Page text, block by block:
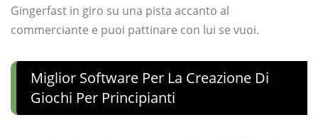
Gingerfast in giro su una pista accanto al
commerciante e puoi pattinare con lui se vuoi.
Miglior Software Per La Creazione Di
Giochi Per Principianti